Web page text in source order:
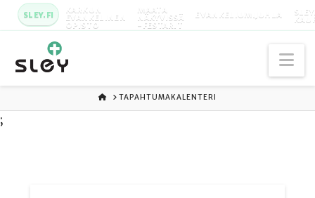
SLEY.FI KARKUN
EVANKELINEN
OPISTO
MAATA
NÄKYVISSÄ
-FESTARIT
EVANKELIUMIJUHLA
ETUSIVU
TAPAHTUMAKALENTERI
;